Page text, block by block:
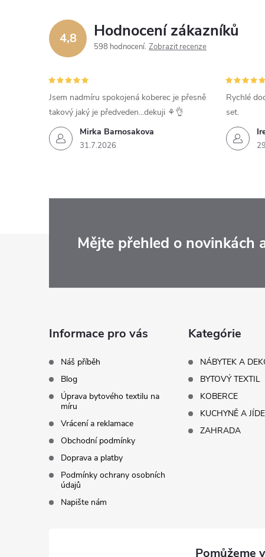
4,8 Hodnocení zákazníků
598 hodnocení Zobrazit recenze
Mirka Barnosakova
31.7.2026
Jsem nadmíru spokojená koberec je přesně
takový jaký je předveden...dekuji ⚘️👌
Rychlé
set.
Mějte přehled o novinkách
Informace pro vás
Náš příběh
Blog
Úprava bytového textilu na
míru
Vrácení a reklamace
Obchodní podmínky
Doprava a platby
Podmínky ochrany osobních
údajů
Napište nám
Kategórie
NÁBYTEK A
BYTOVÝ TEXTIL
KOBERCE
KUCHYNĚ A
ZAHRADA